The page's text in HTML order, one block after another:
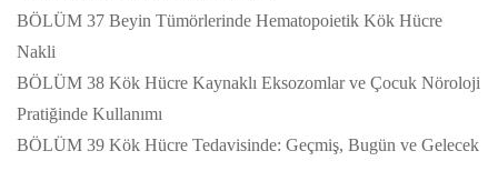
BÖLÜM 37 Beyin Tümörlerinde Hematopoietik Kök Hücre
Nakli
BÖLÜM 38 Kök Hücre Kaynaklı Eksozomlar ve Çocuk Nöroloji
Pratiğinde Kullanımı
BÖLÜM 39 Kök Hücre Tedavisinde: Geçmiş, Bugün ve Gelecek